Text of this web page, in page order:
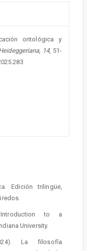
ontológica y
, 14, 51-
Edición trilingüe,
Introduction to a
University.
La filosofía